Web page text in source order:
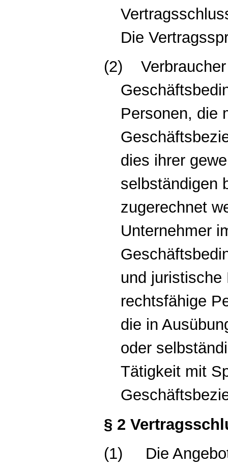
Die
(2)
Personen, die
dies ihrer
selbständigen
zugerechnet
Unternehmer
und juristische
rechtsfähige
die in
oder
Tätigkeit mit
§ 2
(1)
Die